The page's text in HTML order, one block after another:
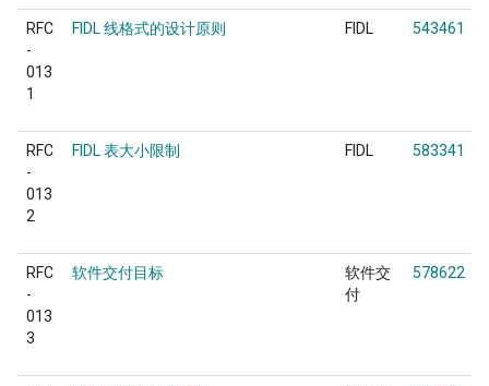
RFC
-
013
1
FIDL 线格式的设计原则 FIDL 543461
RFC
-
013
2
FIDL 表大小限制 FIDL 583341
RFC
-
013
3
软件交付目标
软件交
付
578622